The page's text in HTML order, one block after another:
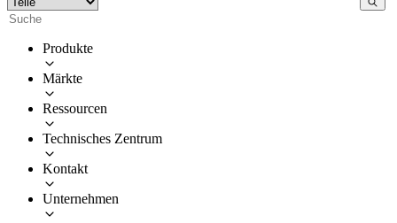
Produkte
Märkte
Ressourcen
Technisches Zentrum
Kontakt
Unternehmen